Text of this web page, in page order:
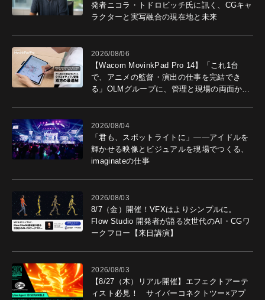
発者ニコラ・トドロビッチ氏に訊く、CGキャ
ラクターと実写融合の現在地と未来
2026/08/06
【Wacom MovinkPad Pro 14】「これ1台
で、アニメの監督・演出の仕事を完結でき
る」OLMグループに、管理と現場の両面から
2026/08/04
「君も、スポットライトに」――アイドルを
輝かせる映像とビジュアルを現場でつくる、
imaginateの仕事
2026/08/03
8/7（金）開催！VFXはよりシンプルに。
Flow Studio 開発者が語る次世代のAI・CGワ
ークフロー【来日講演】
2026/08/03
【8/27（木）リアル開催】エフェクトアーテ
ィスト必見！ サイバーコネクトツー×アプ